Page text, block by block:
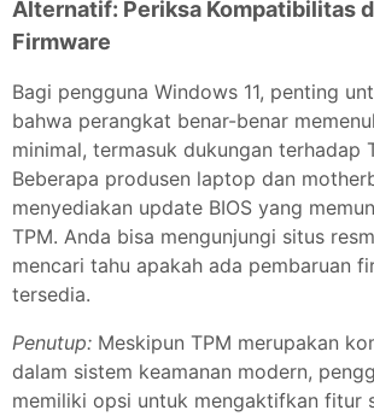
Alternatif: Periksa Kompatibilitas
Firmware
Bagi pengguna Windows 11, penting
bahwa perangkat benar-benar
minimal, termasuk dukungan terhadap
Beberapa produsen laptop dan
menyediakan update BIOS yang
TPM. Anda bisa mengunjungi situs
mencari tahu apakah ada pembaruan
tersedia.
Penutup: Meskipun TPM merupakan
dalam sistem keamanan modern,
memiliki opsi untuk mengaktifkan fitur